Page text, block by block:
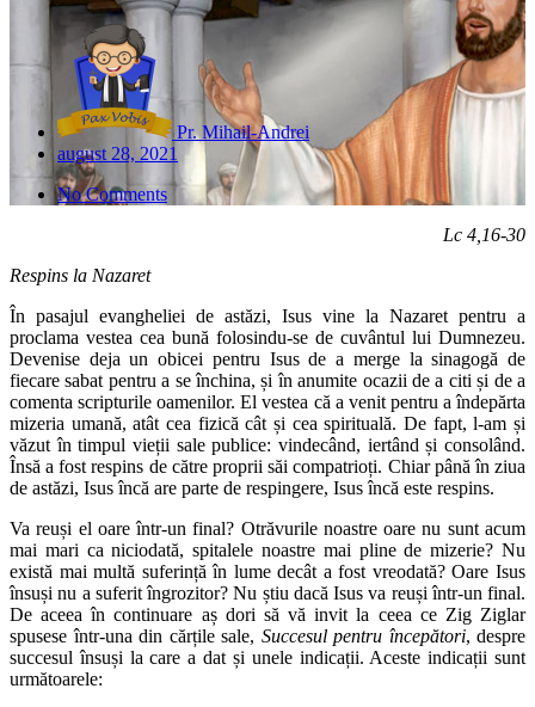
Pr. Mihail-Andrei
august 28, 2021
No Comments
Lc 4,16-30
Respins la Nazaret
În pasajul evangheliei de astăzi, Isus vine la Nazaret pentru a
proclama vestea cea bună folosindu-se de cuvântul lui Dumnezeu.
Devenise deja un obicei pentru Isus de a merge la sinagogă de
fiecare sabat pentru a se închina, și în anumite ocazii de a citi și de a
comenta scripturile oamenilor. El vestea că a venit pentru a îndepărta
mizeria umană, atât cea fizică cât și cea spirituală. De fapt, l-am și
văzut în timpul vieții sale publice: vindecând, iertând și consolând.
Însă a fost respins de către proprii săi compatrioți. Chiar până în ziua
de astăzi, Isus încă are parte de respingere, Isus încă este respins.
Va reuși el oare într-un final? Otrăvurile noastre oare nu sunt acum
mai mari ca niciodată, spitalele noastre mai pline de mizerie? Nu
există mai multă suferință în lume decât a fost vreodată? Oare Isus
însuși nu a suferit îngrozitor? Nu știu dacă Isus va reuși într-un final.
De aceea în continuare aș dori să vă invit la ceea ce Zig Ziglar
spusese într-una din cărțile sale, Succesul pentru începători, despre
succesul însuși la care a dat și unele indicații. Aceste indicații sunt
următoarele: